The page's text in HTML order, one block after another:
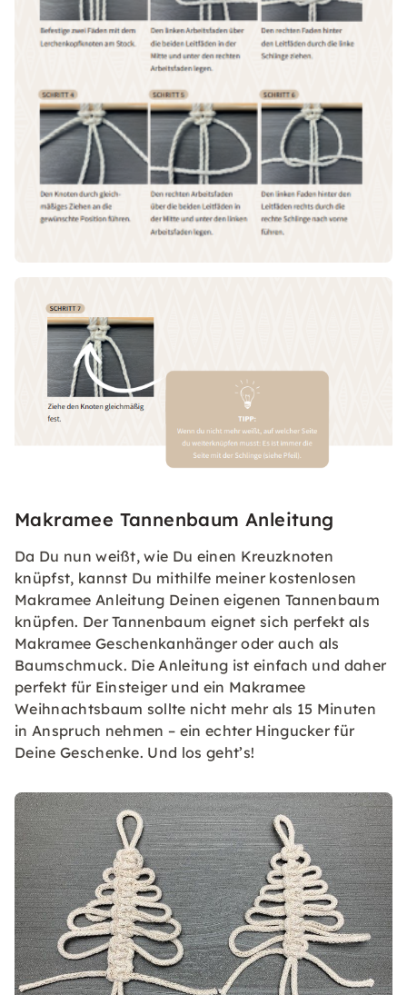
Makramee Tannenbaum Anleitung
Da Du nun weißt, wie Du einen Kreuzknoten
knüpfst, kannst Du mithilfe meiner kostenlosen
Makramee Anleitung Deinen eigenen Tannenbaum
knüpfen. Der Tannenbaum eignet sich perfekt als
Makramee Geschenkanhänger oder auch als
Baumschmuck. Die Anleitung ist einfach und daher
perfekt für Einsteiger und ein Makramee
Weihnachtsbaum sollte nicht mehr als 15 Minuten
in Anspruch nehmen – ein echter Hingucker für
Deine Geschenke. Und los geht’s!